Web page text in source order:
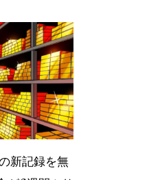
新記録を無